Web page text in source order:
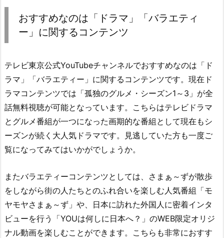
おすすめなのは「ドラマ」「バラエティ
ー」に関するコンテンツ
テレビ東京公式YouTubeチャンネルでおすすめなのは「ド
ラマ」「バラエティー」に関するコンテンツです。現在ド
ラマコンテンツでは「孤独のグルメ・シーズン1～3」が全
話無料視聴が可能となっています。こちらはテレビドラマ
とグルメ番組が一つになった画期的な番組として現在もシ
ーズンが続く大人気ドラマです。見逃していた方も一度ご
覧になってみてはいかがでしょうか。
またバラエティーコンテンツとしては、さまぁ～ずが散歩
をしながら街の人たちとのふれ合いを楽しむ人気番組「モ
ヤモヤさまぁ～ず」や、日本に訪れた外国人に密着インタ
ビューを行う「YOUは何しに日本へ？」のWEB限定オリジ
ナル動画を楽しむことができます。こちらも非常におすす